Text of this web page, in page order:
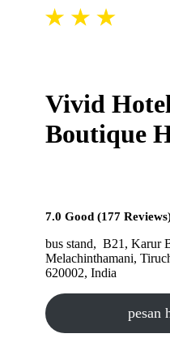
Vivid
Boutique
7.0 Good (177
bus stand, B21, Karur
Melachinthamani,
620002, India
pesan